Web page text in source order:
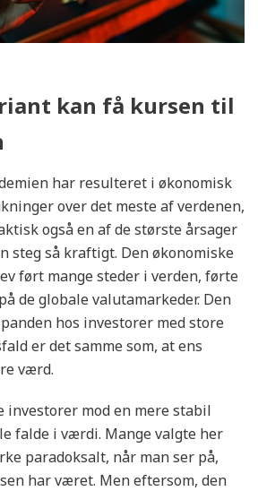
kan få kursen til
har resulteret i økonomisk
over det meste af verdenen,
også en af de største årsager
steg så kraftigt. Den økonomiske
ført mange steder i verden, førte
de globale valutamarkeder. Den
hos investorer med store
er det samme som, at ens
værd.
investorer mod en mere stabil
falde i værdi. Mange valgte her
paradoksalt, når man ser på,
har været. Men eftersom, den